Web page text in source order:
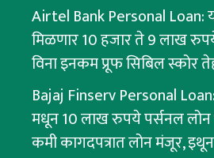
Airtel Bank Personal Loan:
मिळणार 10 हजार ते 9 लाख
विना इनकम प्रूफ सिबिल स्कोर
Bajaj Finserv Personal
मधून 10 लाख रुपये पर्सनल लोन
कमी कागदपत्रात लोन मंजूर,